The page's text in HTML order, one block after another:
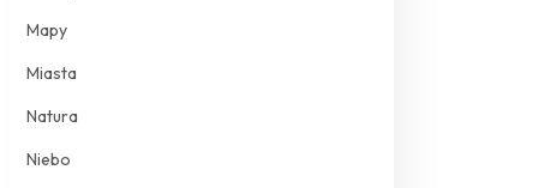
Mapy
Miasta
Natura
Niebo